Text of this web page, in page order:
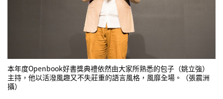
本年度Openbook好書獎典禮依然由大家所熟悉的包子（姚立強）
主持，他以活潑風趣又不失莊重的語言風格，風靡全場。（張震洲
攝）